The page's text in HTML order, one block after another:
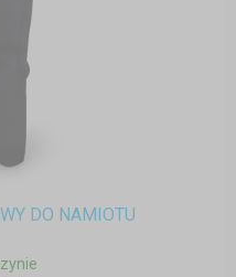
DO NAMIOTU